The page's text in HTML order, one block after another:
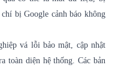
bị Google cảnh báo không
vá lỗi bảo mật, cập nhật
toàn diện hệ thống. Các bản